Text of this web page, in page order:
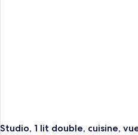
Studio, 1 lit double, cuisine,